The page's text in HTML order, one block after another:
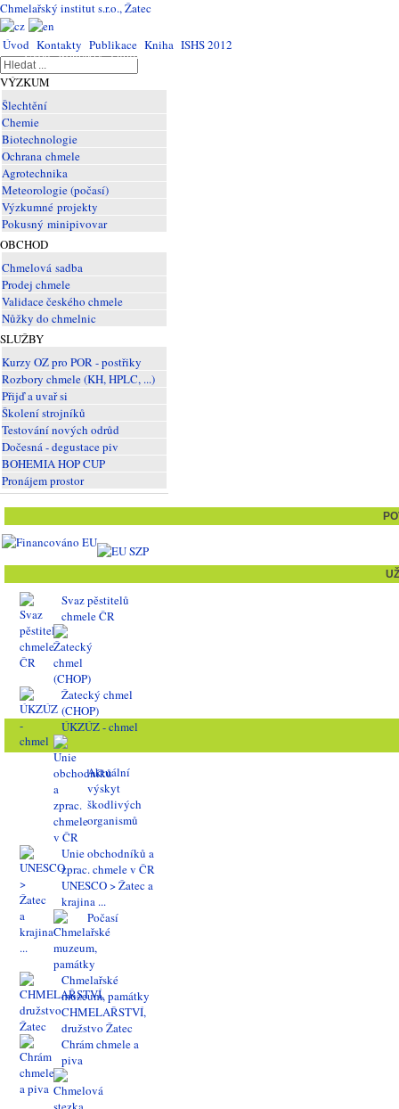
Chmelařský institut s.r.o., Žatec
Úvod
Úvod
Kontakty
Kontakty
Publikace
Publikace
Kniha
Kniha
ISHS 2012
ISHS
VÝZKUM
Šlechtění
Chemie
Biotechnologie
Ochrana chmele
Agrotechnika
Meteorologie (počasí)
Výzkumné projekty
Pokusný minipivovar
OBCHOD
Chmelová sadba
Prodej chmele
Validace českého chmele
Nůžky do chmelnic
SLUŽBY
Kurzy OZ pro POR - postřiky
Rozbory chmele (KH, HPLC, ...)
Přijď a uvař si
Školení strojníků
Testování nových odrůd
Dočesná - degustace piv
BOHEMIA HOP CUP
Pronájem prostor
Svaz pěstitelů
chmele ČR
Žatecký chmel
(CHOP)
ÚKZÚZ - chmel
Unie obchodníků a
zprac. chmele v ČR
UNESCO > Žatec a
krajina ...
Chmelařské
muzeum, památky
CHMELAŘSTVÍ,
družstvo Žatec
Chrám chmele a
piva
Aktuální
výskyt
škodlivých
organismů
Počasí